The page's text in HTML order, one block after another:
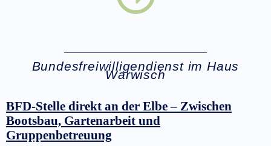
Bundesfreiwilligendienst im Haus
Warwisch
BFD-Stelle direkt an der Elbe – Zwischen
Bootsbau, Gartenarbeit und
Gruppenbetreuung